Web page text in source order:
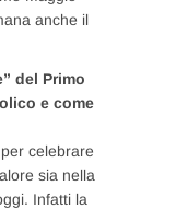
anche il
del Primo
e come
celebrare
sia nella
Infatti la